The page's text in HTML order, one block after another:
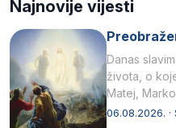
Najnovije vijesti
Danas
života, o
Matej,
drugoj…
06.08.2026. ·